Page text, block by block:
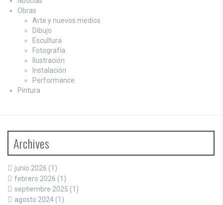
Obras
Arte y nuevos medios
Dibujo
Escultura
Fotografía
Ilustración
Instalación
Performance
Pintura
Archives
junio 2026 (1)
febrero 2026 (1)
septiembre 2025 (1)
agosto 2024 (1)